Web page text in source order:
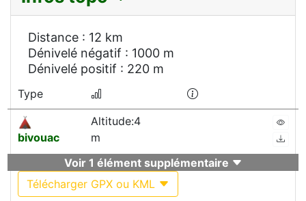
Distance : 12 km
Dénivelé négatif : 1000 m
Dénivelé positif : 220 m
Type
bivouac
Altitude:4
m
Voir 1 élément supplémentaire
Télécharger GPX ou KML